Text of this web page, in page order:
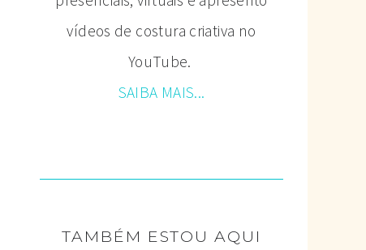
vídeos de costura criativa no
YouTube.
SAIBA MAIS...
TAMBÉM ESTOU AQUI